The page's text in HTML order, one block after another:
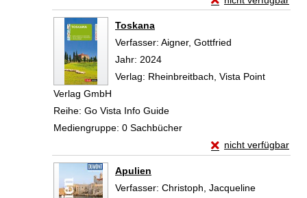
Toskana
Verfasser: Aigner, Gottfried
Jahr: 2024
Verlag: Rheinbreitbach, Vista Point
Verlag GmbH
Reihe: Go Vista Info Guide
Mediengruppe: 0 Sachbücher
nicht verfügbar
Exemplar-Details
Apulien
Verfasser: Christoph, Jacqueline